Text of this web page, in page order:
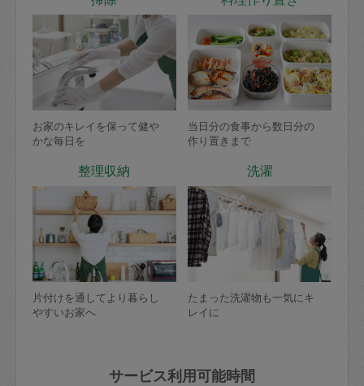
お家のキレイを保って健や
かな毎日を
当日分の食事から数日分の
作り置きまで
整理収納
片付けを通してより暮らし
やすいお家へ
洗濯
たまった洗濯物も一気にキ
レイに
サービス利用可能時間